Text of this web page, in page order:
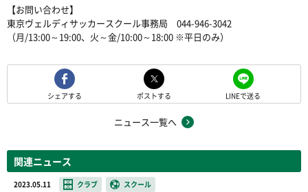
【お問い合わせ】
東京ヴェルディサッカースクール事務局 044-946-3042
（月/13:00～19:00、火～金/10:00～18:00 ※平日のみ）
シェアする ポストする LINEで送る
ニュース一覧へ
関連ニュース
2023.05.11 クラブ スクール